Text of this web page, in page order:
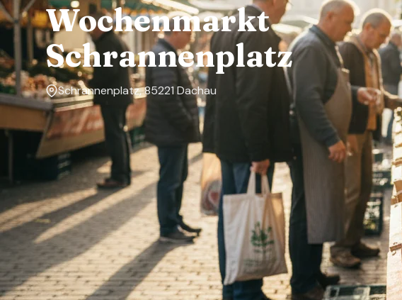
Wochenmarkt
Schrannenplatz
Schrannenplatz, 85221 Dachau
Markttage
Mittwoch, Samstag
Standort
Dachau